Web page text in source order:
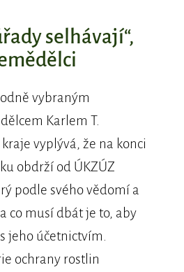
selhávají“,
vybraným
Karlem T.
vyplývá, že na konci
obdrží od ÚKZÚZ
podle svého vědomí a
co musí dbát je to, aby
jeho účetnictvím.
ochrany rostlin